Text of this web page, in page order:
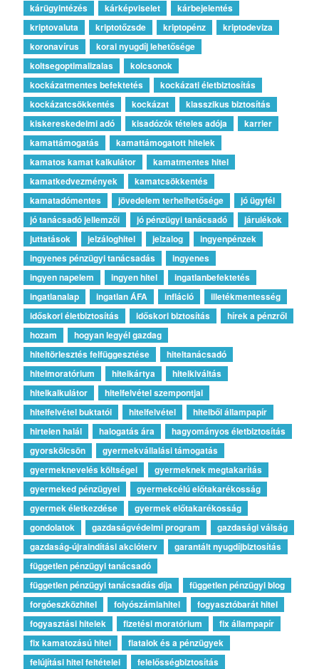
kárügyintézés
kárképviselet
kárbejelentés
kriptovaluta
kriptotőzsde kriptopénz
kriptodeviza
koronavírus
korai nyugdíj lehetősége
koltsegoptimalizalas
kolcsonok
kockázatmentes befektetés
kockázati életbiztosítás
kockázatcsökkentés
kockázat
klasszikus biztosítás
kiskereskedelmi adó
kisadózók tételes adója
karrier
kamattámogatás
kamattámogatott hitelek
kamatos kamat kalkulátor
kamatmentes hitel
kamatkedvezmények
kamatcsökkentés
kamatadómentes
jövedelem terhelhetősége
jó ügyfél
jó tanácsadó jellemzői
jó pénzügyi tanácsadó
járulékok
juttatások
jelzáloghitel jelzalog
ingyenpénzek
ingyenes pénzügyi tanácsadás
ingyenes
ingyen napelem
ingyen hitel
ingatlanbefektetés
ingatlanalap
ingatlan ÁFA infláció
illetékmentesség
időskori életbiztosítás
időskori biztosítás
hírek a pénzről
hozam
hogyan legyél gazdag
hiteltörlesztés felfüggesztése
hiteltanácsadó
hitelmoratórium
hitelkártya
hitelkiváltás
hitelkalkulátor
hitelfelvétel szempontjai
hitelfelvétel buktatói
hitelfelvétel
hitelből állampapír
hirtelen halál
halogatás ára
hagyományos életbiztosítás
gyorskölcsön
gyermekvállalási támogatás
gyermeknevelés költségei
gyermeknek megtakarítás
gyermeked pénzügyei
gyermekcélú előtakarékosság
gyermek életkezdése
gyermek előtakarékosság
gondolatok
gazdaságvédelmi program
gazdasági válság
gazdaság-újraindítási akcióterv
garantált nyugdíjbiztosítás
független pénzügyi tanácsadó
független pénzügyi tanácsadás díja
független pénzügyi blog
forgóeszközhitel
folyószámlahitel
fogyasztóbarát hitel
fogyasztási hitelek
fizetési moratórium
fix állampapír
fix kamatozású hitel
fiatalok és a pénzügyek
felújítási hitel feltételei
felelősségbiztosítás